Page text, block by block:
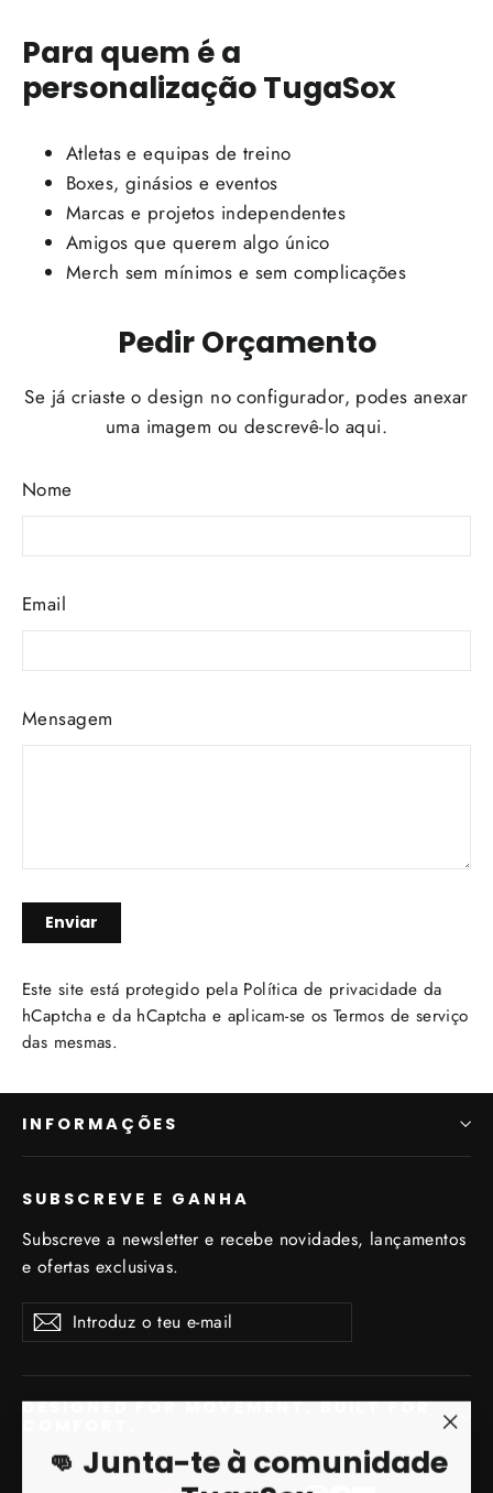
👊 Junta-te à comunidade
Para quem é a
personalização TugaSox
Atletas e equipas de treino
Boxes, ginásios e eventos
Marcas e projetos independentes
Amigos que querem algo único
Merch sem mínimos e sem complicações
Pedir Orçamento
Se já criaste o design no configurador, podes anexar
uma imagem ou descrevê-lo aqui.
Nome
Email
Mensagem
Enviar
Enviar
Este site está protegido pela Política de privacidade da
hCaptcha e da hCaptcha e aplicam-se os Termos de serviço
das mesmas.
INFORMAÇÕES
SUBSCREVE E GANHA
Subscreve a newsletter e recebe novidades, lançamentos
e ofertas exclusivas.
Introduz
o
teu
e-
Subscrever
Subscrever
DESIGNED FOR MOVEMENT. BUILT FOR